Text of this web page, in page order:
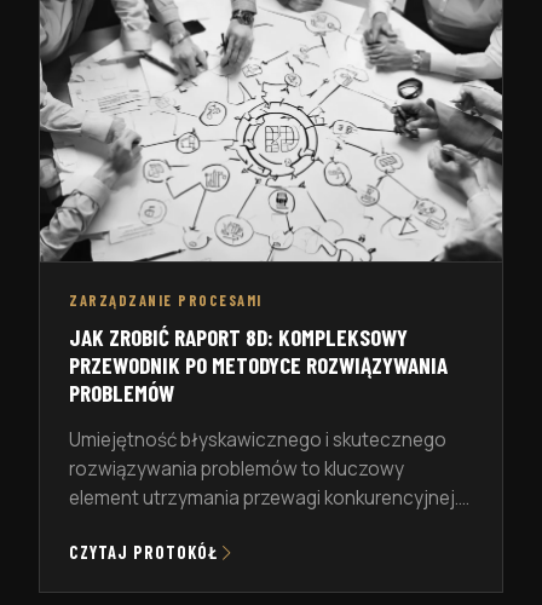
ZARZĄDZANIE PROCESAMI
JAK ZROBIĆ RAPORT 8D: KOMPLEKSOWY
PRZEWODNIK PO METODYCE ROZWIĄZYWANIA
PROBLEMÓW
Umiejętność błyskawicznego i skutecznego
rozwiązywania problemów to kluczowy
element utrzymania przewagi konkurencyjnej.
jakości produktów i usług. Jednym z narzędzi,
CZYTAJ PROTOKÓŁ